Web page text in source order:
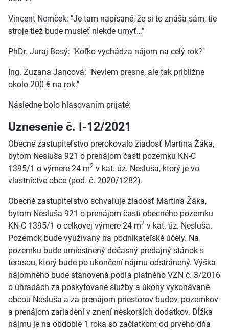
Vincent Nemček: "Je tam napísané, že si to znáša sám, tie
stroje tiež bude musieť niekde umyť…"
PhDr. Juraj Bosý: "Koľko vychádza nájom na celý rok?"
Ing. Zuzana Jancová: "Neviem presne, ale tak približne
okolo 200 € na rok."
Následne bolo hlasovaním prijaté:
Uznesenie č. I-12/2021
Obecné zastupiteľstvo prerokovalo žiadosť Martina Žáka,
bytom Nesluša 921 o prenájom časti pozemku KN-C
1395/1 o výmere 24 m2 v kat. úz. Nesluša, ktorý je vo
vlastníctve obce (pod. č. 2020/1282).
Obecné zastupiteľstvo schvaľuje žiadosť Martina Žáka,
bytom Nesluša 921 o prenájom časti obecného pozemku
KN-C 1395/1 o celkovej výmere 24 m2 v kat. úz. Nesluša.
Pozemok bude využívaný na podnikateľské účely. Na
pozemku bude umiestnený dočasný predajný stánok s
terasou, ktorý bude po ukončení nájmu odstránený. Výška
nájomného bude stanovená podľa platného VZN č. 3/2016
o úhradách za poskytované služby a úkony vykonávané
obcou Nesluša a za prenájom priestorov budov, pozemkov
a prenájom zariadení v znení neskorších dodatkov. Dĺžka
nájmu je na obdobie 1 roka so začiatkom od prvého dňa